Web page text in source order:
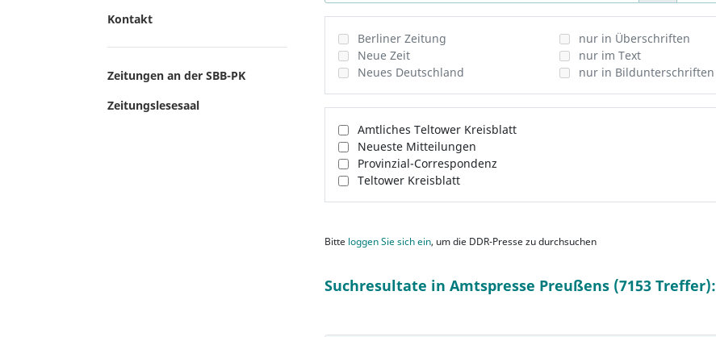
Kontakt
Zeitungen an der SBB-PK
Zeitungslesesaal
Berliner Zeitung
Neue Zeit
Neues Deutschland
nur in Überschriften
nur im Text
nur in Bildunterschriften
Amtliches Teltower Kreisblatt
Neueste Mitteilungen
Provinzial-Correspondenz
Teltower Kreisblatt
Bitte loggen Sie sich ein, um die DDR-Presse zu durchsuchen
Suchresultate in Amtspresse Preußens (7153 Treffer):